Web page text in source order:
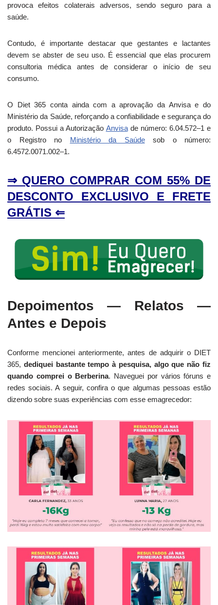
provoca efeitos colaterais adversos, sendo seguro para a
saúde.
Contudo, é importante destacar que gestantes e lactantes
devem se abster de seu uso. É essencial que elas procurem
consultoria médica antes de considerar o início de seu
consumo.
O Diet 365 conta ainda com a aprovação da Anvisa e do
Ministério da Saúde, reforçando a confiabilidade e segurança do
produto. Possui a Autorização Anvisade número: 6.04.572–1 e
o Registro no Ministério da Saúdesob o número:
6.4572.0071.002–1.
⇒ QUERO COMPRAR COM 55% DE
DESCONTO EXCLUSIVO E FRETE
GRÁTIS ⇐
Depoimentos — Relatos —
Antes e Depois
Conforme mencionei anteriormente, antes de adquirir o DIET
365, dediquei bastante tempo à pesquisa, algo que não fiz
quando comprei o Berberina. Naveguei por vários fóruns e
redes sociais. A seguir, confira o que algumas pessoas estão
dizendo sobre suas experiências com esse emagrecedor: